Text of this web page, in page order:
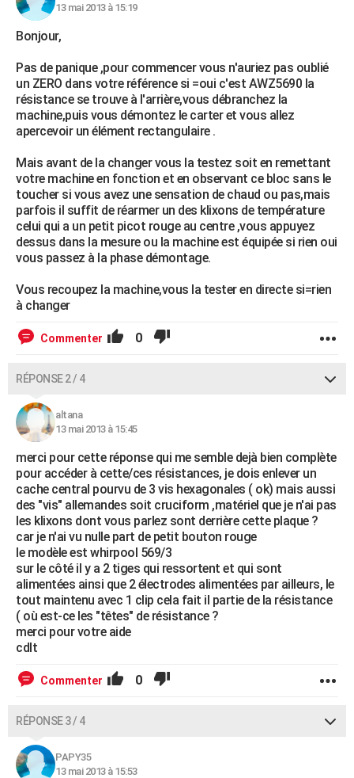
Dictionnaire
Biographies
Citations
Expressions
Proverbes
S'inscrire
Se connecter
Lycées
Collèges
Primaires
Universités
Entreprises
Service militaire
Avis de recherche
AVIS DE DÉCÈS
FORUM
13 mai 2013 à 15:19
Bonjour,
Pas de panique ,pour commencer vous n'auriez pas oublié
un ZERO dans votre référence si =oui c'est AWZ5690 la
résistance se trouve à l'arrière,vous débranchez la
machine,puis vous démontez le carter et vous allez
apercevoir un élément rectangulaire .
Mais avant de la changer vous la testez soit en remettant
votre machine en fonction et en observant ce bloc sans le
toucher si vous avez une sensation de chaud ou pas,mais
parfois il suffit de réarmer un des klixons de température
celui qui a un petit picot rouge au centre ,vous appuyez
dessus dans la mesure ou la machine est équipée si rien oui
vous passez à la phase démontage.
Vous recoupez la machine,vous la tester en directe si=rien
à changer
Commenter 0
RÉPONSE 2 / 4
altana
13 mai 2013 à 15:45
merci pour cette réponse qui me semble dejà bien complète
pour accéder à cette/ces résistances, je dois enlever un
cache central pourvu de 3 vis hexagonales ( ok) mais aussi
des "vis" allemandes soit cruciform ,matériel que je n'ai pas
les klixons dont vous parlez sont derrière cette plaque ?
car je n'ai vu nulle part de petit bouton rouge
le modèle est whirpool 569/3
sur le côté il y a 2 tiges qui ressortent et qui sont
alimentées ainsi que 2 électrodes alimentées par ailleurs, le
tout maintenu avec 1 clip cela fait il partie de la résistance
( où est-ce les "têtes" de résistance ?
merci pour votre aide
cdlt
Commenter 0
RÉPONSE 3 / 4
PAPY35
13 mai 2013 à 15:53